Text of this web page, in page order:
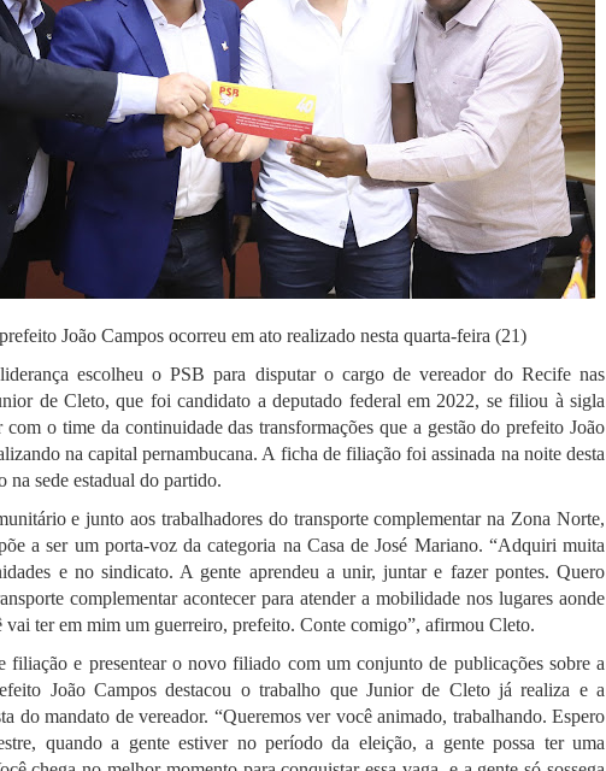
João Campos ocorreu em ato realizado nesta quarta-feira (21)
escolheu o PSB para disputar o cargo de vereador do Recife nas
de Cleto, que foi candidato a deputado federal em 2022, se filiou à sigla
com o time da continuidade das transformações que a gestão do prefeito João
na capital pernambucana. A ficha de filiação foi assinada na noite desta
na sede estadual do partido.
e junto aos trabalhadores do transporte complementar na Zona Norte,
a ser um porta-voz da categoria na Casa de José Mariano. “Adquiri muita
e no sindicato. A gente aprendeu a unir, juntar e fazer pontes. Quero
complementar acontecer para atender a mobilidade nos lugares aonde
vai ter em mim um guerreiro, prefeito. Conte comigo”, afirmou Cleto.
filiação e presentear o novo filiado com um conjunto de publicações sobre a
João Campos destacou o trabalho que Junior de Cleto já realiza e a
do mandato de vereador. “Queremos ver você animado, trabalhando. Espero
quando a gente estiver no período da eleição, a gente possa ter uma